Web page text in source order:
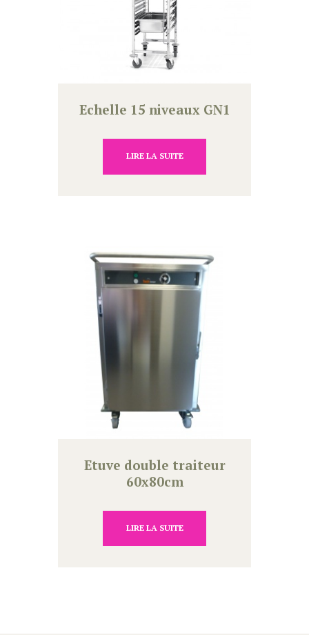
Echelle 15 niveaux GN1
LIRE LA SUITE
Etuve double traiteur
60x80cm
LIRE LA SUITE